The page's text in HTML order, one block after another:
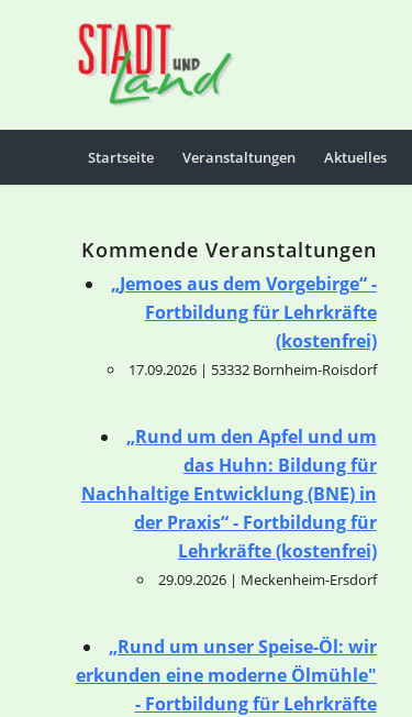
Startseite Veranstaltungen Aktuelles
Kommende Veranstaltungen
„Jemoes aus dem Vorgebirge“ -
Fortbildung für Lehrkräfte
(kostenfrei)
17.09.2026 | 53332 Bornheim-Roisdorf
„Rund um den Apfel und um
das Huhn: Bildung für
Nachhaltige Entwicklung (BNE) in
der Praxis“ - Fortbildung für
Lehrkräfte (kostenfrei)
29.09.2026 | Meckenheim-Ersdorf
„Rund um unser Speise-Öl: wir
erkunden eine moderne Ölmühle"
- Fortbildung für Lehrkräfte